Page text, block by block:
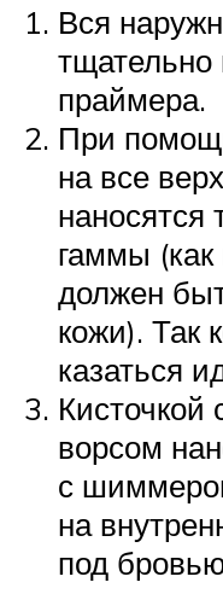
Вся
тщательно
праймера.
При
на все
наносятся
гаммы (как
должен
кожи). Так
казаться
ворсом
с
на
под